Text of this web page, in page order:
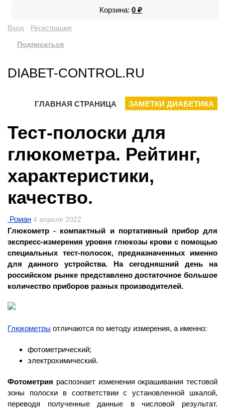
Корзина:0₽
Вход Регистрация
Подписаться
DIABET-CONTROL.RU
ГЛАВНАЯ СТРАНИЦА ЗАМЕТКИ ДИАБЕТИКА
Тест-полоски для
глюкометра. Рейтинг,
характеристики,
качество.
Роман 4 апреля 2022
Глюкометр - компактный и портативный прибор для
экспресс-измерения уровня глюкозы крови с помощью
специальных тест-полосок, предназначенных именно
для данного устройства. На сегодняшний день на
российском рынке представлено достаточное большое
количество приборов разных производителей.
Глюкометры отличаются по методу измерения, а именно:
фотометрический;
электрохимический.
Фотометрия распознает изменения окрашивания тестовой
зоны полоски в соответствии с установленной шкалой,
переводя полученные данные в числовой результат.